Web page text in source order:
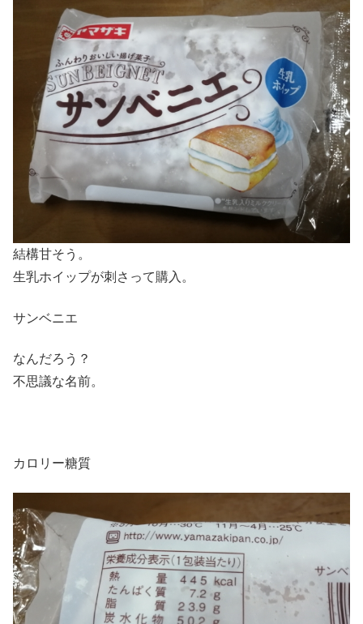
結構甘そう。
生乳ホイップが刺さって購入。
サンベニエ
なんだろう？
不思議な名前。
カロリー糖質